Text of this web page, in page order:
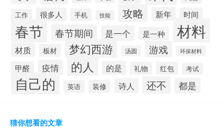
工作 很多人 手机 技能 攻略 新年 时间
春节 春节期间 是一个 是一种 材料
材质 板材 梦幻西游 汤圆 游戏 环保材料
甲醛 疫情 的人 的是 礼物 红包 考试
自己的 英语 装修 诗人 还不 都是
猜你想看的文章